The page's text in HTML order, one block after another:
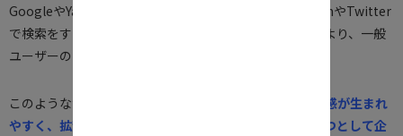
GoogleやYahoo!で検索する前に、多くの人がInstagramやTwitter
で検索をするそのわけは、企業が作成した文章やコピーより、一般
ユーザーの口コミの方がより信頼できるから。
このような背景のなか、
一般ユーザーによるUGCには共感が生まれ
やすく、拡散しやすいため、有効なプロモーションの一つとして企